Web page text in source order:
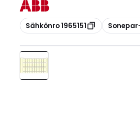
Kopioi
Sähkönro 1965151 Kopioi